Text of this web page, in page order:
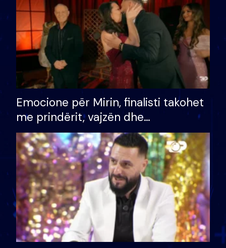
Emocione për Mirin, finalisti takohet
me prindërit, vajzën dhe
bashkëshorten: S’kemi ndonjë letër
divorci apo jo?